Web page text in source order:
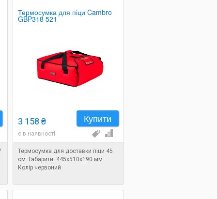
Термосумка для піци Cambro
GBP318 521
Купити
3 158 ₴
є в наявності
Термосумка для доставки піци 45
см. Габарити: 445х510х190 мм.
Колір червоний